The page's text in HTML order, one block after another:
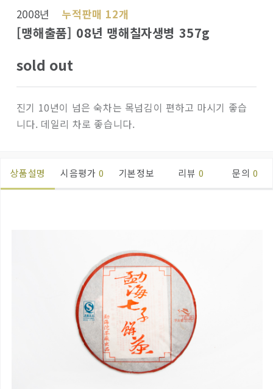
2008년 누적판매 12개
[맹해출품] 08년 맹해칠자생병 357g
sold out
진기 10년이 넘은 숙차는 목넘김이 편하고 마시기 좋습
니다. 데일리 차로 좋습니다.
상품설명 시음평가 0 기본정보 리뷰 0 문의 0